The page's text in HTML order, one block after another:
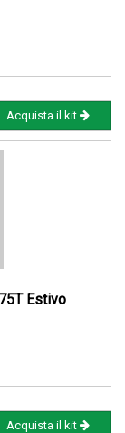
Acquista il kit
Estivo
Acquista il kit